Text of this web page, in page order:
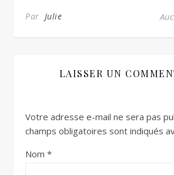
Par Julie
LAISSER UN
Votre adresse e-mail ne sera pas
champs obligatoires sont indiqués
Nom *